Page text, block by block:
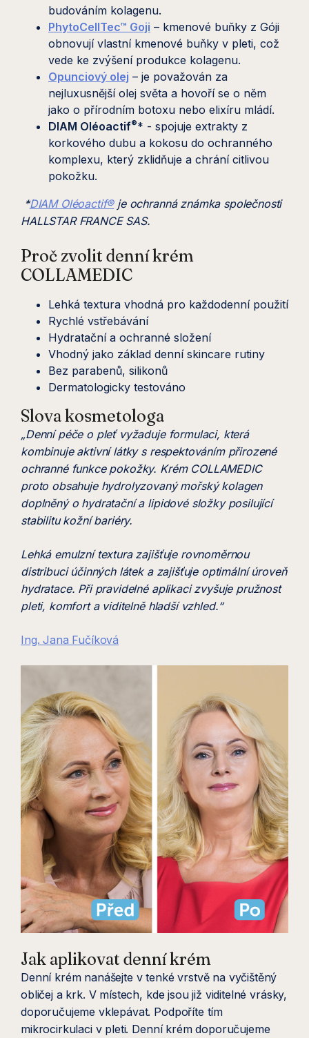
budováním kolagenu.
PhytoCellTec™ Goji – kmenové buňky z Góji
obnovují vlastní kmenové buňky v pleti, což
vede ke zvýšení produkce kolagenu.
Opunciový olej – je považován za
nejluxusnější olej světa a hovoří se o něm
jako o přírodním botoxu nebo elixíru mládí.
DIAM Oléoactif®* - spojuje extrakty z
korkového dubu a kokosu do ochranného
komplexu, který zklidňuje a chrání citlivou
pokožku.
*DIAM Oléoactif®je ochranná známka společnosti
HALLSTAR FRANCE SAS.
Proč zvolit denní krém
COLLAMEDIC
Lehká textura vhodná pro každodenní použití
Rychlé vstřebávání
Hydratační a ochranné složení
Vhodný jako základ denní skincare rutiny
Bez parabenů, silikonů
Dermatologicky testováno
Slova kosmetologa
„Denní péče o pleť vyžaduje formulaci, která
kombinuje aktivní látky s respektováním přirozené
ochranné funkce pokožky. Krém COLLAMEDIC
proto obsahuje hydrolyzovaný mořský kolagen
doplněný o hydratační a lipidové složky posilující
stabilitu kožní bariéry.
Lehká emulzní textura zajišťuje rovnoměrnou
distribuci účinných látek a zajišťuje optimální úroveň
hydratace. Při pravidelné aplikaci zvyšuje pružnost
pleti, komfort a viditelně hladší vzhled.“
Ing. Jana Fučíková
Jak aplikovat denní krém
Denní krém nanášejte v tenké vrstvě na vyčištěný
obličej a krk. V místech, kde jsou již viditelné vrásky,
doporučujeme vklepávat. Podpoříte tím
mikrocirkulaci v pleti. Denní krém doporučujeme